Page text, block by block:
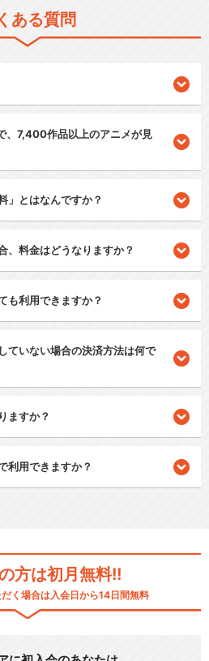
ある質問
、7,400作品以上のアニメが見
」とはなんですか？
、料金はどうなりますか？
も利用できますか？
ていない場合の決済方法は何で
ますか？
利用できますか？
方は初月無料!!
く場合は入会日から14日間無料